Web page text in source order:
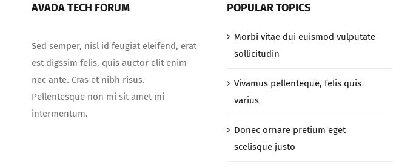
AVADA TECH FORUM
Sed semper, nisl id feugiat eleifend, erat
est digssim felis, quis auctor elit enim
nec ante. Cras et nibh risus.
Pellentesque non mi sit amet mi
intermentum.
POPULAR TOPICS
Morbi vitae dui euismod vulputate
sollicitudin
Vivamus pellenteque, felis quis
varius
Donec ornare pretium eget
scelisque justo